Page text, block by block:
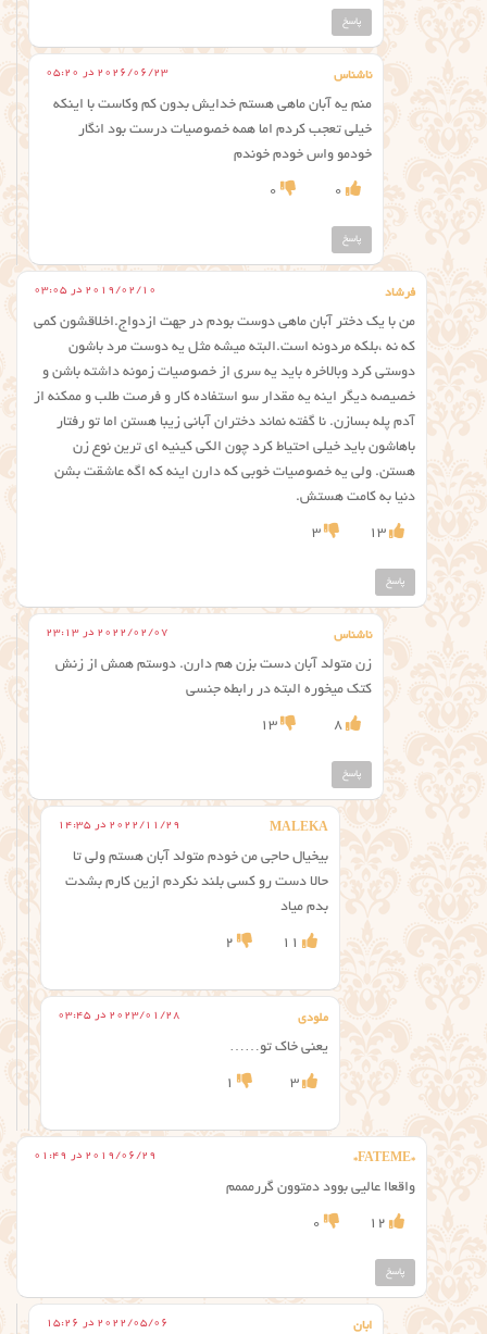
پاسخ
ناشناس 2026/06/23 در 05:20
منم یه آبان ماهی هستم خدایش بدون کم وکاست با اینکه
خیلی تعجب کردم اما همه خصوصیات درست بود انگار
خودمو واس خودم خوندم
0
0
پاسخ
فرشاد 2019/02/10 در 03:05
من با یک دختر آبان ماهی دوست بودم در جهت ازدواج.اخلاقشون کمی
که نه ،بلکه مردونه است.البته میشه مثل یه دوست مرد باشون
دوستی کرد وبالاخره باید یه سری از خصوصیات زمونه داشته باشن و
خصیصه دیگر اینه یه مقدار سو استفاده کار‌ و فرصت طلب و ممکنه از
آدم پله بسازن. نا گفته نماند دختران آبانی زیبا هستن اما تو رفتار
باهاشون باید خیلی احتیاط کرد چون الکی کینیه ای ترین نوع زن
هستن. ولی یه خصوصیات خوبی که دارن اینه که اگه عاشقت بشن
دنیا به کامت هستش.
13
3
پاسخ
ناشناس 2022/02/07 در 23:13
زن متولد آبان دست بزن هم دارن. دوستم همش از زنش
کتک میخوره البته در رابطه جنسی
8
13
پاسخ
MALEKA 2022/11/29 در 14:35
بیخیال حاجی من خودم متولد آبان هستم ولی تا
حالا دست رو کسی بلند نکردم ازین کارم بشدت
بدم میاد
11
2
ملودی 2023/01/28 در 03:45
یعنی خاک تو……
3
1
*FATEME* 2019/06/29 در 01:49
واقعاا عالیی بوود دمتوون گررمممم
12
0
پاسخ
ابان 2022/05/06 در 15:26